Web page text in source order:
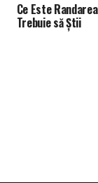
Ce Este
Trebuie să Știi